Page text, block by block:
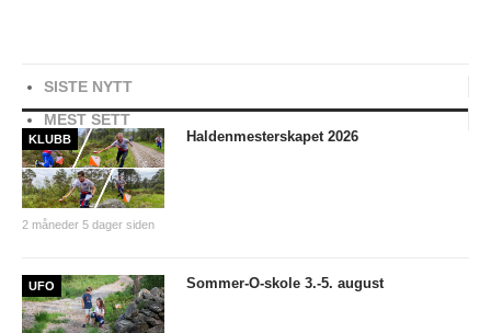
KLATRING
Nyheter
Informasjon
BLI MEDLEM!
NYHETER
SISTE NYTT
MEST SETT
KLUBB
2 måneder 5 dager siden
Haldenmesterskapet 2026
UFO Sommer-O-skole 3.-5. august